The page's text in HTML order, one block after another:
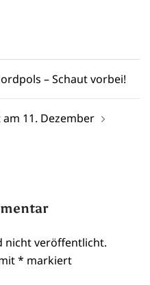
– Schaut vorbei!
11. Dezember
nicht veröffentlicht.
* markiert